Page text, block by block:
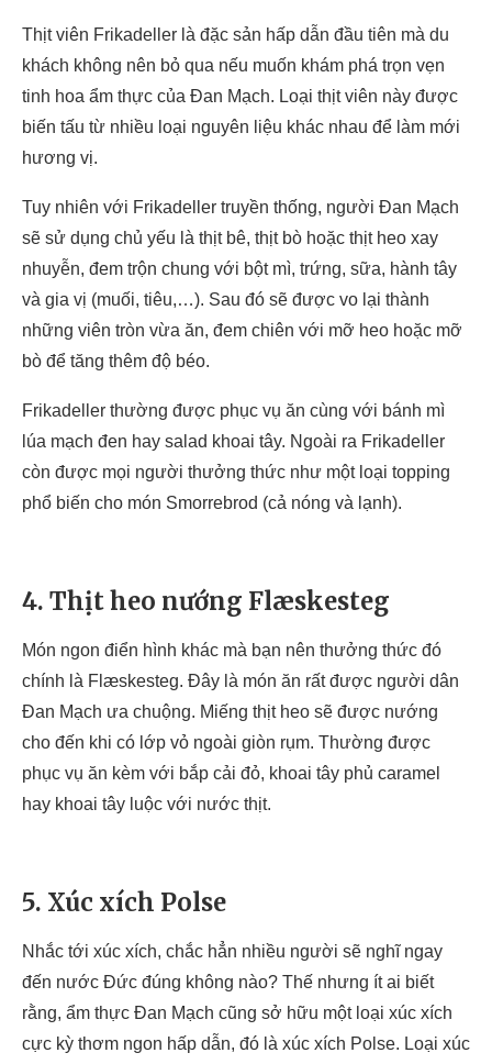
Thịt viên Frikadeller là đặc sản hấp dẫn đầu tiên mà du
khách không nên bỏ qua nếu muốn khám phá trọn vẹn
tinh hoa ẩm thực của Đan Mạch. Loại thịt viên này được
biến tấu từ nhiều loại nguyên liệu khác nhau để làm mới
hương vị.
Tuy nhiên với Frikadeller truyền thống, người Đan Mạch
sẽ sử dụng chủ yếu là thịt bê, thịt bò hoặc thịt heo xay
nhuyễn, đem trộn chung với bột mì, trứng, sữa, hành tây
và gia vị (muối, tiêu,…). Sau đó sẽ được vo lại thành
những viên tròn vừa ăn, đem chiên với mỡ heo hoặc mỡ
bò để tăng thêm độ béo.
Frikadeller thường được phục vụ ăn cùng với bánh mì
lúa mạch đen hay salad khoai tây. Ngoài ra Frikadeller
còn được mọi người thưởng thức như một loại topping
phổ biến cho món Smorrebrod (cả nóng và lạnh).
4. Thịt heo nướng Flæskesteg
Món ngon điển hình khác mà bạn nên thưởng thức đó
chính là Flæskesteg. Đây là món ăn rất được người dân
Đan Mạch ưa chuộng. Miếng thịt heo sẽ được nướng
cho đến khi có lớp vỏ ngoài giòn rụm. Thường được
phục vụ ăn kèm với bắp cải đỏ, khoai tây phủ caramel
hay khoai tây luộc với nước thịt.
5. Xúc xích Polse
Nhắc tới xúc xích, chắc hẳn nhiều người sẽ nghĩ ngay
đến nước Đức đúng không nào? Thế nhưng ít ai biết
rằng, ẩm thực Đan Mạch cũng sở hữu một loại xúc xích
cực kỳ thơm ngon hấp dẫn, đó là xúc xích Polse. Loại xúc